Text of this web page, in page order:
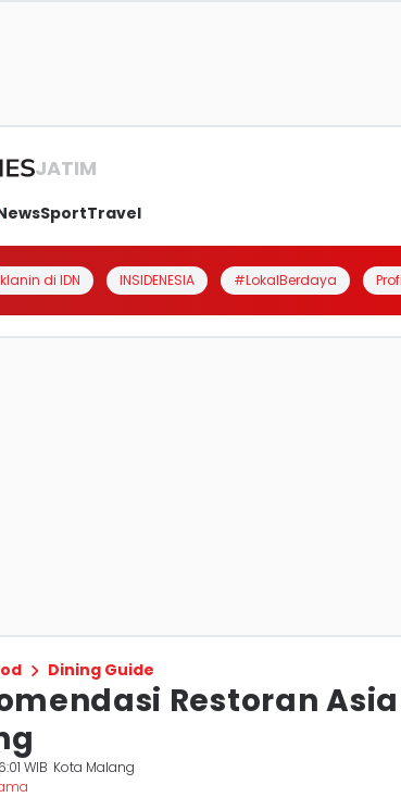
JATIM
SportTravel
di IDN INSIDENESIA #LokalBerdaya
Dining Guide
Restoran
WIB Kota Malang